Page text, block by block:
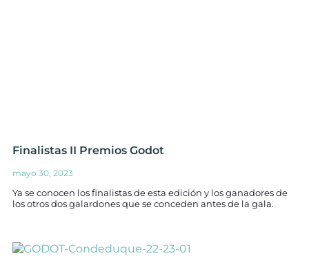
Finalistas II Premios Godot
mayo 30, 2023
Ya se conocen los finalistas de esta edición y los ganadores de
los otros dos galardones que se conceden antes de la gala.